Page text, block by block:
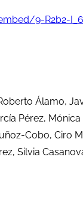
9-R2b2-
Álamo,
Pérez,
Cobo, Ciro
Silvia